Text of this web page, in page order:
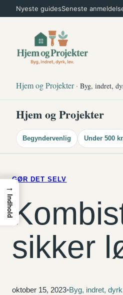
SpringNyeste guidesSeneste
Hjem og Projekter· Byg, indret,
Hjem og Projekter
Begyndervenlig Under 500
GØR DET SELV
sikker
oktober 15, 2023•Byg, indret,
→
Indhold